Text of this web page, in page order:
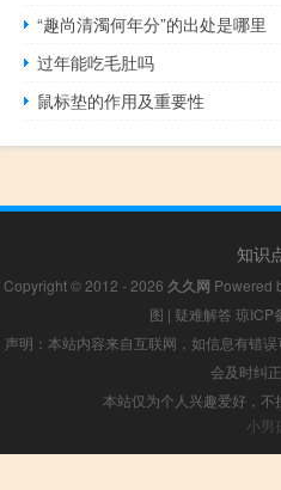
“趣尚清濁何年分”的出处是哪里
过年能吃毛肚吗
鼠标垫的作用及重要性
知识
Copyright © 2012 - 2026 久久网 Powered
图 | 疑难解答 琼ICP
声明：本站内容来自互联网，如信息有错
会及时纠
本站仅为个人兴趣爱好，
小男